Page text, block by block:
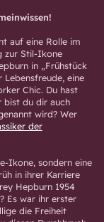
auf eine Rolle im
zur Stil-Ikone
in „Frühstück
Lebensfreude, eine
Chic. Du hast
bist du dir auch
wird? Wer
der
Ikone, sondern eine
in ihrer Karriere
Hepburn 1954
Es war ihr erster
die Freiheit